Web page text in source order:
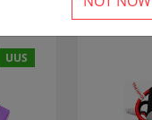
UUS